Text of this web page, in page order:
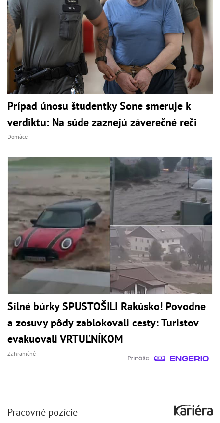
Prípad únosu študentky Sone smeruje k
verdiktu: Na súde zaznejú záverečné reči
Domáce
Silné búrky SPUSTOŠILI Rakúsko! Povodne
a zosuvy pôdy zablokovali cesty: Turistov
evakuovali VRTUĽNÍKOM
Zahraničné
Pracovné pozície